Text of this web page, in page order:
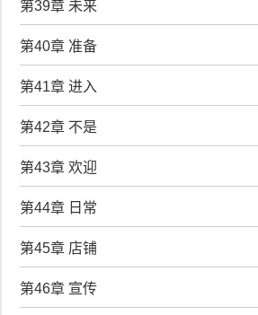
第39章 未来
第40章 准备
第41章 进入
第42章 不是
第43章 欢迎
第44章 日常
第45章 店铺
第46章 宣传